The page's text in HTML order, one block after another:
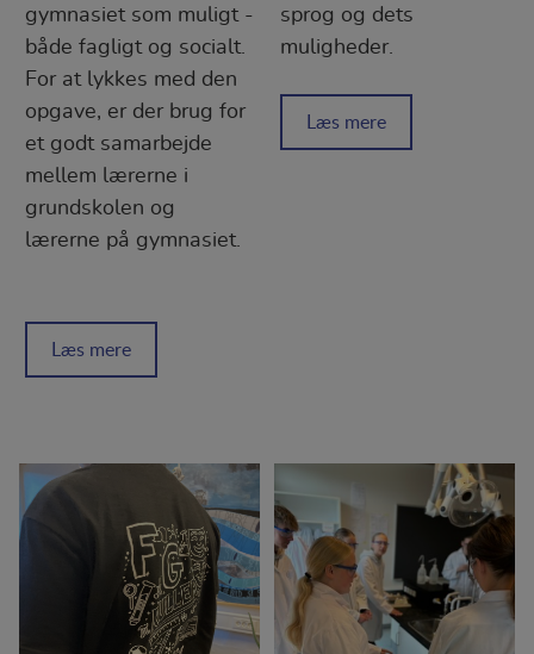
gymnasiet som muligt -
både fagligt og socialt.
For at lykkes med den
opgave, er der brug for
et godt samarbejde
mellem lærerne i
grundskolen og
lærerne på gymnasiet.
Læs mere
sprog og dets
muligheder.
Læs mere